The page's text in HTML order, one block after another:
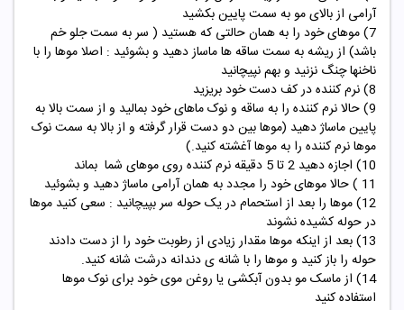
آرامی از بالای مو به سمت پایین بکشید
7) موهای خود را به همان حالتی که هستید ( سر به سمت جلو خم
باشد) از ریشه به سمت ساقه ها ماساز دهید و بشوئید : اصلا موها را با
ناخنها چنگ نزنید و بهم نپیچانید
8) نرم کننده در کف دست خود بریزید
9) حالا نرم کننده را به ساقه و نوک ماهای خود بمالید و از سمت بالا به
پایین ماساژ دهید (موها بین دو دست قرار گرفته و از بالا به سمت نوک
موها نرم کننده را به موها آغشته کنید.)
10) اجازه دهید 2 تا 5 دقیقه نرم کننده روی موهای شما بماند
11 ) حالا موهای خود را مجدد به همان آرامی ماساژ دهید و بشوئید
12) موها را بعد از استحمام در یک حوله سر بپیچانید : سعی کنید موها
در حوله کشیده نشوند
13) بعد از اینکه موها مقدار زیادی از رطوبت خود را از دست دادند
حوله را باز کنید و موها را با شانه ی دندانه درشت شانه کنید.
14) از
ماسک مو بدون آبکشی یا روغن موی خود برای نوک موها
استفاده کنید